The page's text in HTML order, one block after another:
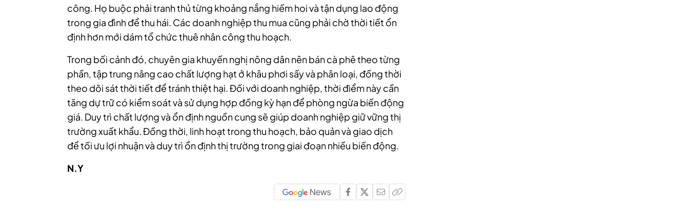
công. Họ buộc phải tranh thủ từng khoảng nắng hiếm hoi và tận dụng lao động
trong gia đình để thu hái. Các doanh nghiệp thu mua cũng phải chờ thời tiết ổn
định hơn mới dám tổ chức thuê nhân công thu hoạch.
Trong bối cảnh đó, chuyên gia khuyến nghị nông dân nên bán cà phê theo từng
phần, tập trung nâng cao chất lượng hạt ở khâu phơi sấy và phân loại, đồng thời
theo dõi sát thời tiết để tránh thiệt hại. Đối với doanh nghiệp, thời điểm này cần
tăng dự trữ có kiểm soát và sử dụng hợp đồng kỳ hạn để phòng ngừa biến động
giá. Duy trì chất lượng và ổn định nguồn cung sẽ giúp doanh nghiệp giữ vững thị
trường xuất khẩu. Đồng thời, linh hoạt trong thu hoạch, bảo quản và giao dịch
để tối ưu lợi nhuận và duy trì ổn định thị trường trong giai đoạn nhiều biến động.
N.Y